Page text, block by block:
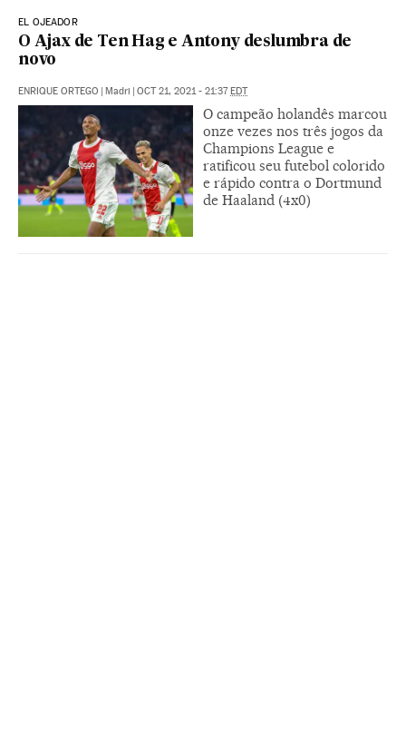
EL OJEADOR
O Ajax de Ten Hag e Antony deslumbra de
novo
ENRIQUE ORTEGO Madri OCT 21, 2021 - 21:37 EDT
O campeão holandês marcou
onze vezes nos três jogos da
Champions League e
ratificou seu futebol colorido
e rápido contra o Dortmund
de Haaland (4x0)